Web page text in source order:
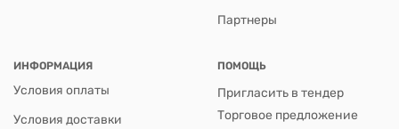
Партнеры
ИНФОРМАЦИЯ
Условия оплаты
Условия доставки
ПОМОЩЬ
Пригласить в тендер
Торговое предложение